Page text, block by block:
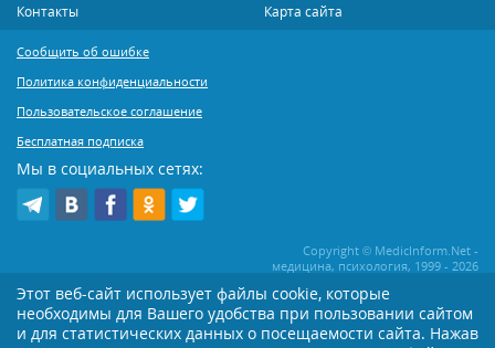
Контакты
Карта сайта
Сообщить об ошибке
Политика конфиденциальности
Пользовательское соглашение
Бесплатная подписка
Мы в социальных сетях:
Copyright © MedicInform.Net -
медицина, психология, 1999 - 2026
Копирование или иное распространение статей нашего сайта строго
воспрещается. Копирование раздела "Новости" допускается при наличии
активной открытой для поисковиков ссылки на MedicInform.Net
Этот веб-сайт использует файлы cookie, которые
необходимы для Вашего удобства при пользовании сайтом
и для статистических данных о посещаемости сайта. Нажав